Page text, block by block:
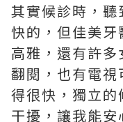
其實候診時，
快的，但佳美
高雅，還有許
翻閱，也有電
得很快，獨立
干擾，讓我能